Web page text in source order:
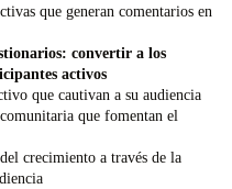
que generan comentarios en
convertir a los
activos
que cautivan a su audiencia
que fomentan el
crecimiento a través de la